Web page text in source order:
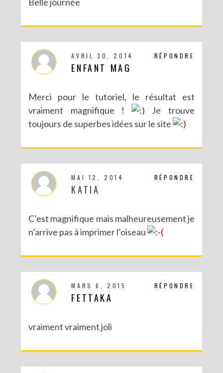
RÉPONDRE
AVRIL 30, 2014
ENFANT MAG
Merci pour le tutoriel, le résultat est
vraiment magnifique !
Je trouve
toujours de superbes idées sur le site
RÉPONDRE
MAI 12, 2014
KATIA
C’est magnifique mais malheureusement je
n’arrive pas à imprimer l’oiseau
RÉPONDRE
MARS 6, 2015
FETTAKA
vraiment vraiment joli